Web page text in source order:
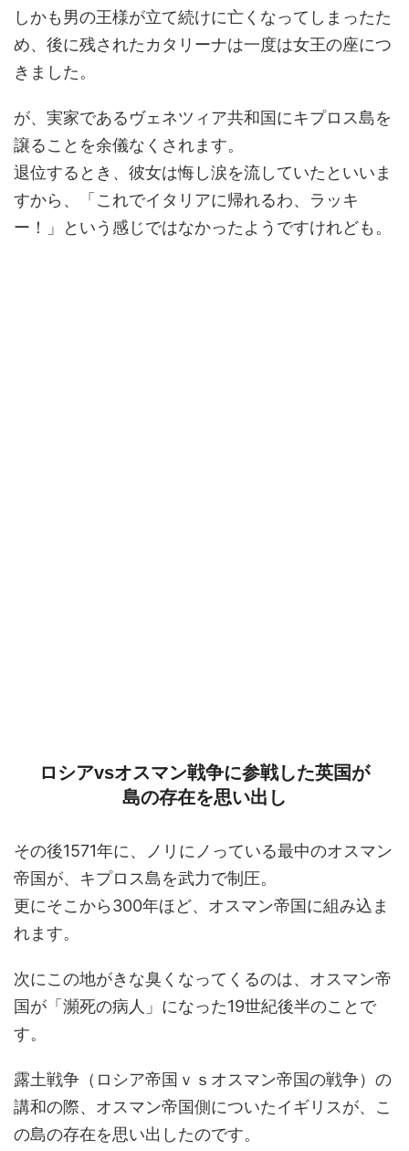
しかも男の王様が立て続けに亡くなってしまったた
め、後に残されたカタリーナは一度は女王の座につ
きました。
が、実家であるヴェネツィア共和国にキプロス島を
譲ることを余儀なくされます。
退位するとき、彼女は悔し涙を流していたといいま
すから、「これでイタリアに帰れるわ、ラッキ
ー！」という感じではなかったようですけれども。
ロシアvsオスマン戦争に参戦した英国が
島の存在を思い出し
その後1571年に、ノリにノっている最中のオスマン
帝国が、キプロス島を武力で制圧。
更にそこから300年ほど、オスマン帝国に組み込ま
れます。
次にこの地がきな臭くなってくるのは、オスマン帝
国が「瀕死の病人」になった19世紀後半のことで
す。
露土戦争（ロシア帝国ｖｓオスマン帝国の戦争）の
講和の際、オスマン帝国側についたイギリスが、こ
の島の存在を思い出したのです。